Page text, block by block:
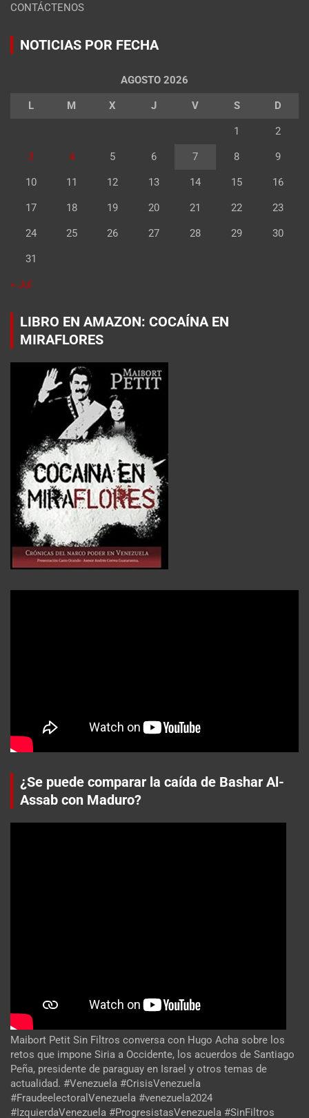
CONTÁCTENOS
NOTICIAS POR FECHA
AGOSTO 2026
L M X J V S D
1 2
3 4 5 6 7 8 9
10 11 12 13 14 15 16
17 18 19 20 21 22 23
24 25 26 27 28 29 30
31
« Jul
LIBRO EN AMAZON: COCAÍNA EN
MIRAFLORES
¿Se puede comparar la caída de Bashar Al-
Assab con Maduro?
Maibort Petit Sin Filtros conversa con Hugo Acha sobre los
retos que impone Siria a Occidente, los acuerdos de Santiago
Peña, presidente de paraguay en Israel y otros temas de
actualidad. #Venezuela #CrisisVenezuela
#FraudeelectoralVenezuela #venezuela2024
#IzquierdaVenezuela #ProgresistasVenezuela #SinFiltros